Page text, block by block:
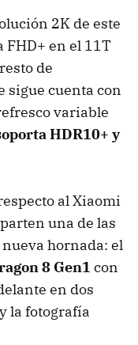
2K de este
en el 11T
de
sigue cuenta con
variable
HDR10+ y
al Xiaomi
una de las
hornada: el
8 Gen1 con
en dos
la fotografía